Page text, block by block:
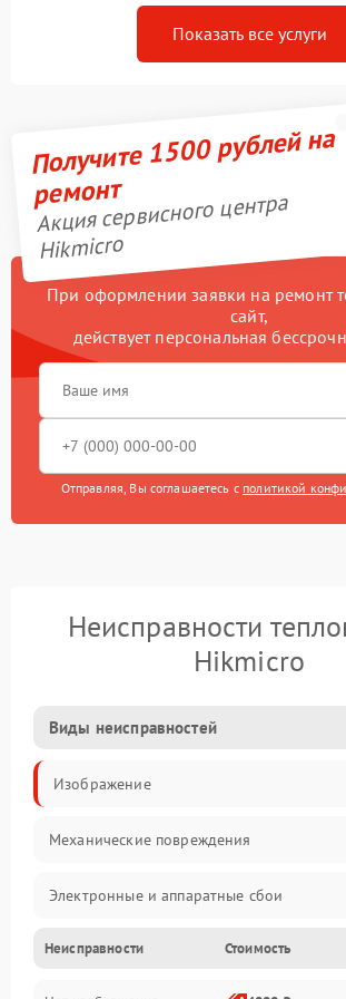
Показать все услуги
Получите 1500 рублей на
ремонт
Акция сервисного центра
Hikmicro
При оформлении заявки на ремонт
сайт,
действует персональная
Отправляя, Вы соглашаетесь с политикой
Неисправности
Hikmicro
Виды неисправностей
Изображение
Механические повреждения
Электронные и аппаратные сбои
Неисправности сенсора и оптики
Неисправности Стоимость